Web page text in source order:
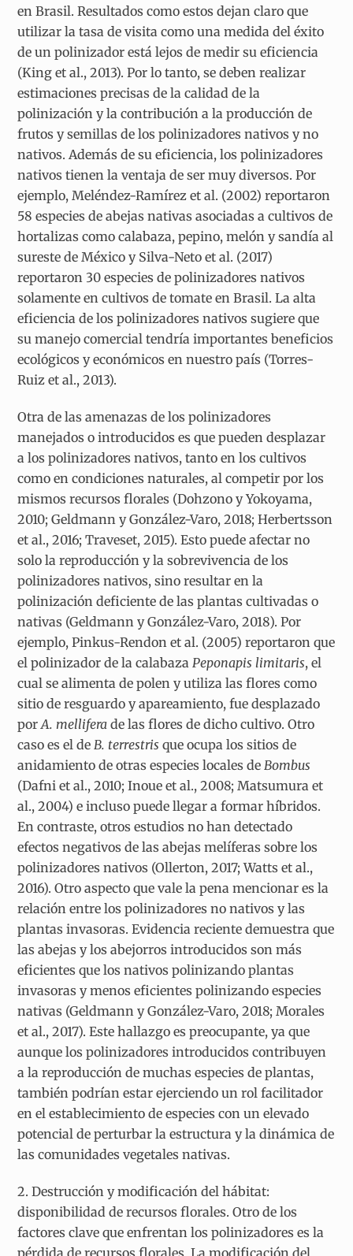
en Brasil. Resultados como estos dejan claro que
utilizar la tasa de visita como una medida del éxito
de un polinizador está lejos de medir su eficiencia
(King et al., 2013). Por lo tanto, se deben realizar
estimaciones precisas de la calidad de la
polinización y la contribución a la producción de
frutos y semillas de los polinizadores nativos y no
nativos. Además de su eficiencia, los polinizadores
nativos tienen la ventaja de ser muy diversos. Por
ejemplo, Meléndez-Ramírez et al. (2002) reportaron
58 especies de abejas nativas asociadas a cultivos de
hortalizas como calabaza, pepino, melón y sandía al
sureste de México y Silva-Neto et al. (2017)
reportaron 30 especies de polinizadores nativos
solamente en cultivos de tomate en Brasil. La alta
eficiencia de los polinizadores nativos sugiere que
su manejo comercial tendría importantes beneficios
ecológicos y económicos en nuestro país (Torres-
Ruiz et al., 2013).
Otra de las amenazas de los polinizadores
manejados o introducidos es que pueden desplazar
a los polinizadores nativos, tanto en los cultivos
como en condiciones naturales, al competir por los
mismos recursos florales (Dohzono y Yokoyama,
2010; Geldmann y González-Varo, 2018; Herbertsson
et al., 2016; Traveset, 2015). Esto puede afectar no
solo la reproducción y la sobrevivencia de los
polinizadores nativos, sino resultar en la
polinización deficiente de las plantas cultivadas o
nativas (Geldmann y González-Varo, 2018). Por
ejemplo, Pinkus-Rendon et al. (2005) reportaron que
el polinizador de la calabaza Peponapis limitaris, el
cual se alimenta de polen y utiliza las flores como
sitio de resguardo y apareamiento, fue desplazado
porA. melliferade las flores de dicho cultivo. Otro
caso es el de B. terrestrisque ocupa los sitios de
anidamiento de otras especies locales de Bombus
(Dafni et al., 2010; Inoue et al., 2008; Matsumura et
al., 2004) e incluso puede llegar a formar híbridos.
En contraste, otros estudios no han detectado
efectos negativos de las abejas melíferas sobre los
polinizadores nativos (Ollerton, 2017; Watts et al.,
2016). Otro aspecto que vale la pena mencionar es la
relación entre los polinizadores no nativos y las
plantas invasoras. Evidencia reciente demuestra que
las abejas y los abejorros introducidos son más
eficientes que los nativos polinizando plantas
invasoras y menos eficientes polinizando especies
nativas (Geldmann y González-Varo, 2018; Morales
et al., 2017). Este hallazgo es preocupante, ya que
aunque los polinizadores introducidos contribuyen
a la reproducción de muchas especies de plantas,
también podrían estar ejerciendo un rol facilitador
en el establecimiento de especies con un elevado
potencial de perturbar la estructura y la dinámica de
las comunidades vegetales nativas.
2. Destrucción y modificación del hábitat:
disponibilidad de recursos florales. Otro de los
factores clave que enfrentan los polinizadores es la
pérdida de recursos florales. La modificación del